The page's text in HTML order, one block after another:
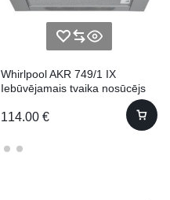
Whirlpool AKR 749/1 IX
Iebūvējamais tvaika nosūcējs
114.00 €